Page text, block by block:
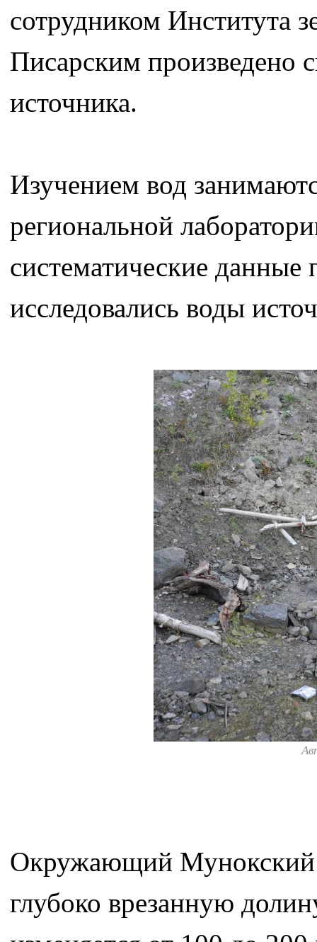
сотрудником Института
Писарским произведено
источника.
Изучением вод
региональной
систематические
исследовались воды
Окружающий Мунокский
глубоко врезанную